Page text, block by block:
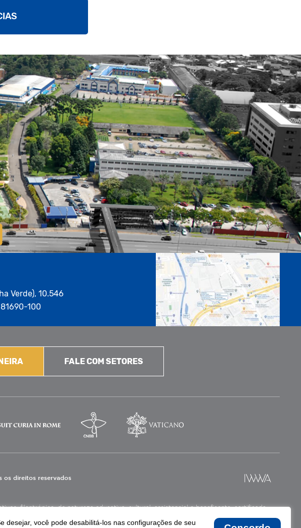
Verde), 10.546
100
FALE COM SETORES
os direitos reservados
filantrópica, de natureza educativa, cultural, assistencial e beneficente, certificada
desejar, você pode desabilitá-los nas configurações de seu